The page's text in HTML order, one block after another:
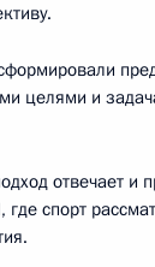
2019 года, 14:00
в рамках
2019 года, 15:00
целями и
отвечает
спорт